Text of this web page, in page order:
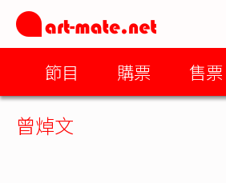
節目 購票 售票
曾焯文